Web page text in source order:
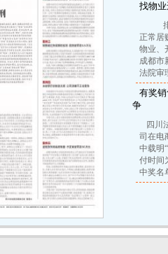
找物
排
正常居
物业、
成都市
法院审
有奖
争
四
司在电
中载明
付时间
中奖名